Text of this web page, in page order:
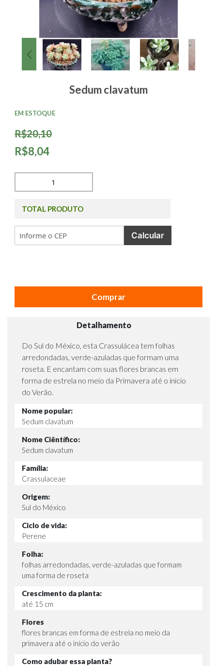
Sedum clavatum
R$20,10
R$8,04
EM ESTOQUE
TOTAL PRODUTO
Calcular
Comprar
Detalhamento
Do Sul do México, esta Crassulácea tem folhas
arredondadas, verde-azuladas que formam uma
roseta. E encantam com suas flores brancas em
forma de estrela no meio da Primavera até o início
do Verão.
Nome popular:
Sedum clavatum
Nome Ciêntífico:
Sedum clavatum
Família:
Crassulaceae
Origem:
Sul do México
Ciclo de vida:
Perene
Folha:
folhas arredondadas, verde-azuladas que formam
uma forma de roseta
Crescimento da planta:
até 15 cm
Flores
flores brancas em forma de estrela no meio da
primavera até o início do verão
Como adubar essa planta?